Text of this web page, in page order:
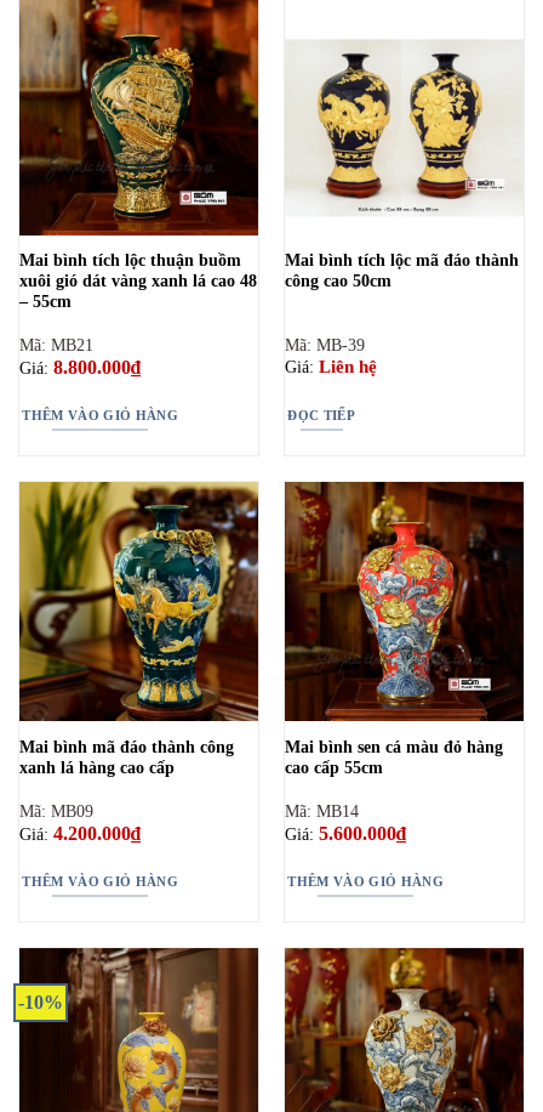
Mai bình tích lộc thuận buồm
xuôi gió dát vàng xanh lá cao 48
– 55cm
Mã: MB21
Giá: 8.800.000₫
THÊM VÀO GIỎ HÀNG
Mai bình tích lộc mã đáo thành
công cao 50cm
Mã: MB-39
Giá: Liên hệ
ĐỌC TIẾP
Mai bình mã đáo thành công
xanh lá hàng cao cấp
Mã: MB09
Giá: 4.200.000₫
THÊM VÀO GIỎ HÀNG
Mai bình sen cá màu đỏ hàng
cao cấp 55cm
Mã: MB14
Giá: 5.600.000₫
THÊM VÀO GIỎ HÀNG
-10%